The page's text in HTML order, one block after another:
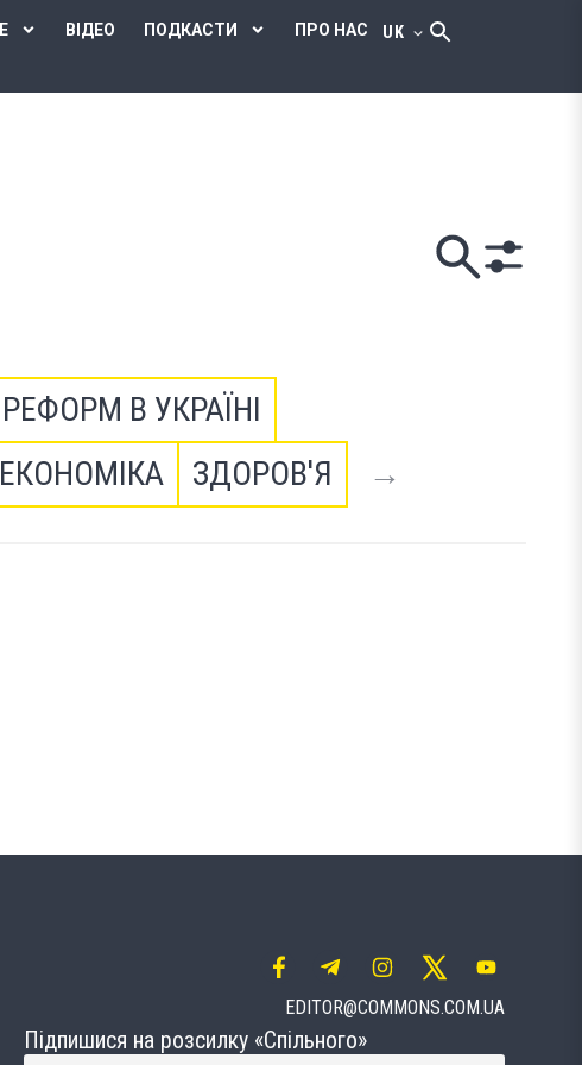
ВІДЕО ПОДКАСТИ ПРО НАС UK
В УКРАЇНІ
ЕКОНОМІКА ЗДОРОВ'Я →
EDITOR@COMMONS.COM.UA
Підпишися на розсилку «Спільного»